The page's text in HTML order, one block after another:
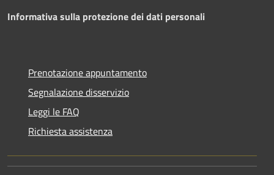
Informativa sulla protezione dei dati personali
Prenotazione appuntamento
Segnalazione disservizio
Leggi le FAQ
Richiesta assistenza